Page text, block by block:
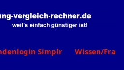
Simplr Wissen/